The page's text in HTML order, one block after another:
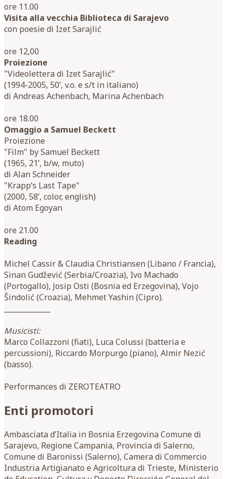
ore 11.00
Visita alla vecchia Biblioteca di Sarajevo
con poesie di Izet Sarajlić
ore 12,00
Proiezione
"Videolettera di Izet Sarajlić"
(1994-2005, 50’, v.o. e s/t in italiano)
di Andreas Achenbach, Marina Achenbach
ore 18.00
Omaggio a Samuel Beckett
Proiezione
"Film" by Samuel Beckett
(1965, 21’, b/w, muto)
di Alan Schneider
"Krapp’s Last Tape"
(2000, 58’, color, english)
di Atom Egoyan
ore 21.00
Reading
Michel Cassir & Claudia Christiansen (Libano / Francia),
Sinan Gudžević (Serbia/Croazia), Ivo Machado
(Portogallo), Josip Osti (Bosnia ed Erzegovina), Vojo
Šindolić (Croazia), Mehmet Yashin (Cipro).
Musicisti:
Marco Collazzoni (fiati), Luca Colussi (batteria e
percussioni), Riccardo Morpurgo (piano), Almir Nezić
(basso).
Performances di ZEROTEATRO
Enti promotori
Ambasciata d’Italia in Bosnia Erzegovina Comune di
Sarajevo, Regione Campania, Provincia di Salerno,
Comune di Baronissi (Salerno), Camera di Commercio
Industria Artigianato e Agricoltura di Trieste, Ministerio